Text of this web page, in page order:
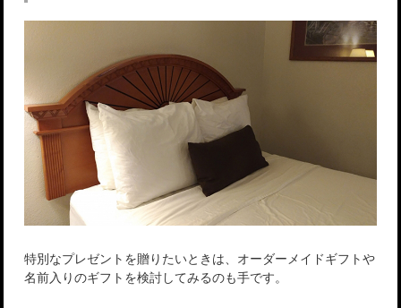
特別なプレゼントを贈りたいときは、オーダーメイドギフトや
名前入りのギフトを検討してみるのも手です。